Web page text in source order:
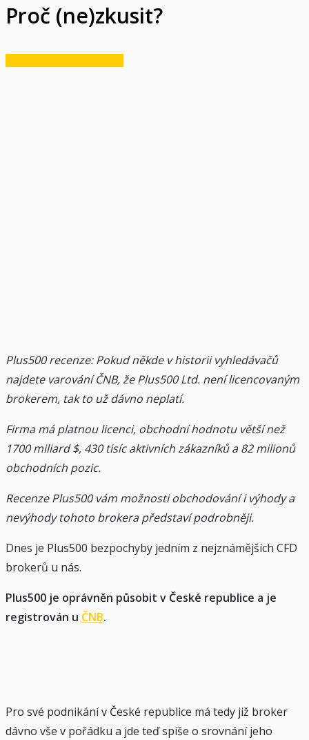
Proč (ne)zkusit?
Plus500 recenze: Pokud někde v historii vyhledávačů
najdete varování ČNB, že Plus500 Ltd. není licencovaným
brokerem, tak to už dávno neplatí.
Firma má platnou licenci, obchodní hodnotu větší než
1700 miliard $, 430 tisíc aktivních zákazníků a 82 milionů
obchodních pozic.
Recenze Plus500 vám možnosti obchodování i výhody a
nevýhody tohoto brokera představí podrobněji.
Dnes je Plus500 bezpochyby jedním z nejznámějších CFD
brokerů u nás.
Plus500 je oprávněn působit v České republice a je
registrován u ČNB.
Pro své podnikání v České republice má tedy již broker
dávno vše v pořádku a jde teď spíše o srovnání jeho